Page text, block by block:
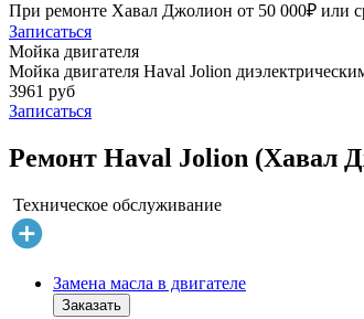
При ремонте Хавал Джолион от 50 000₽ или
Записаться
Мойка двигателя
Мойка двигателя Haval Jolion
3961 руб
Записаться
Ремонт Haval Jolion (Хавал
Техническое обслуживание
Замена масла в двигателе
Заказать